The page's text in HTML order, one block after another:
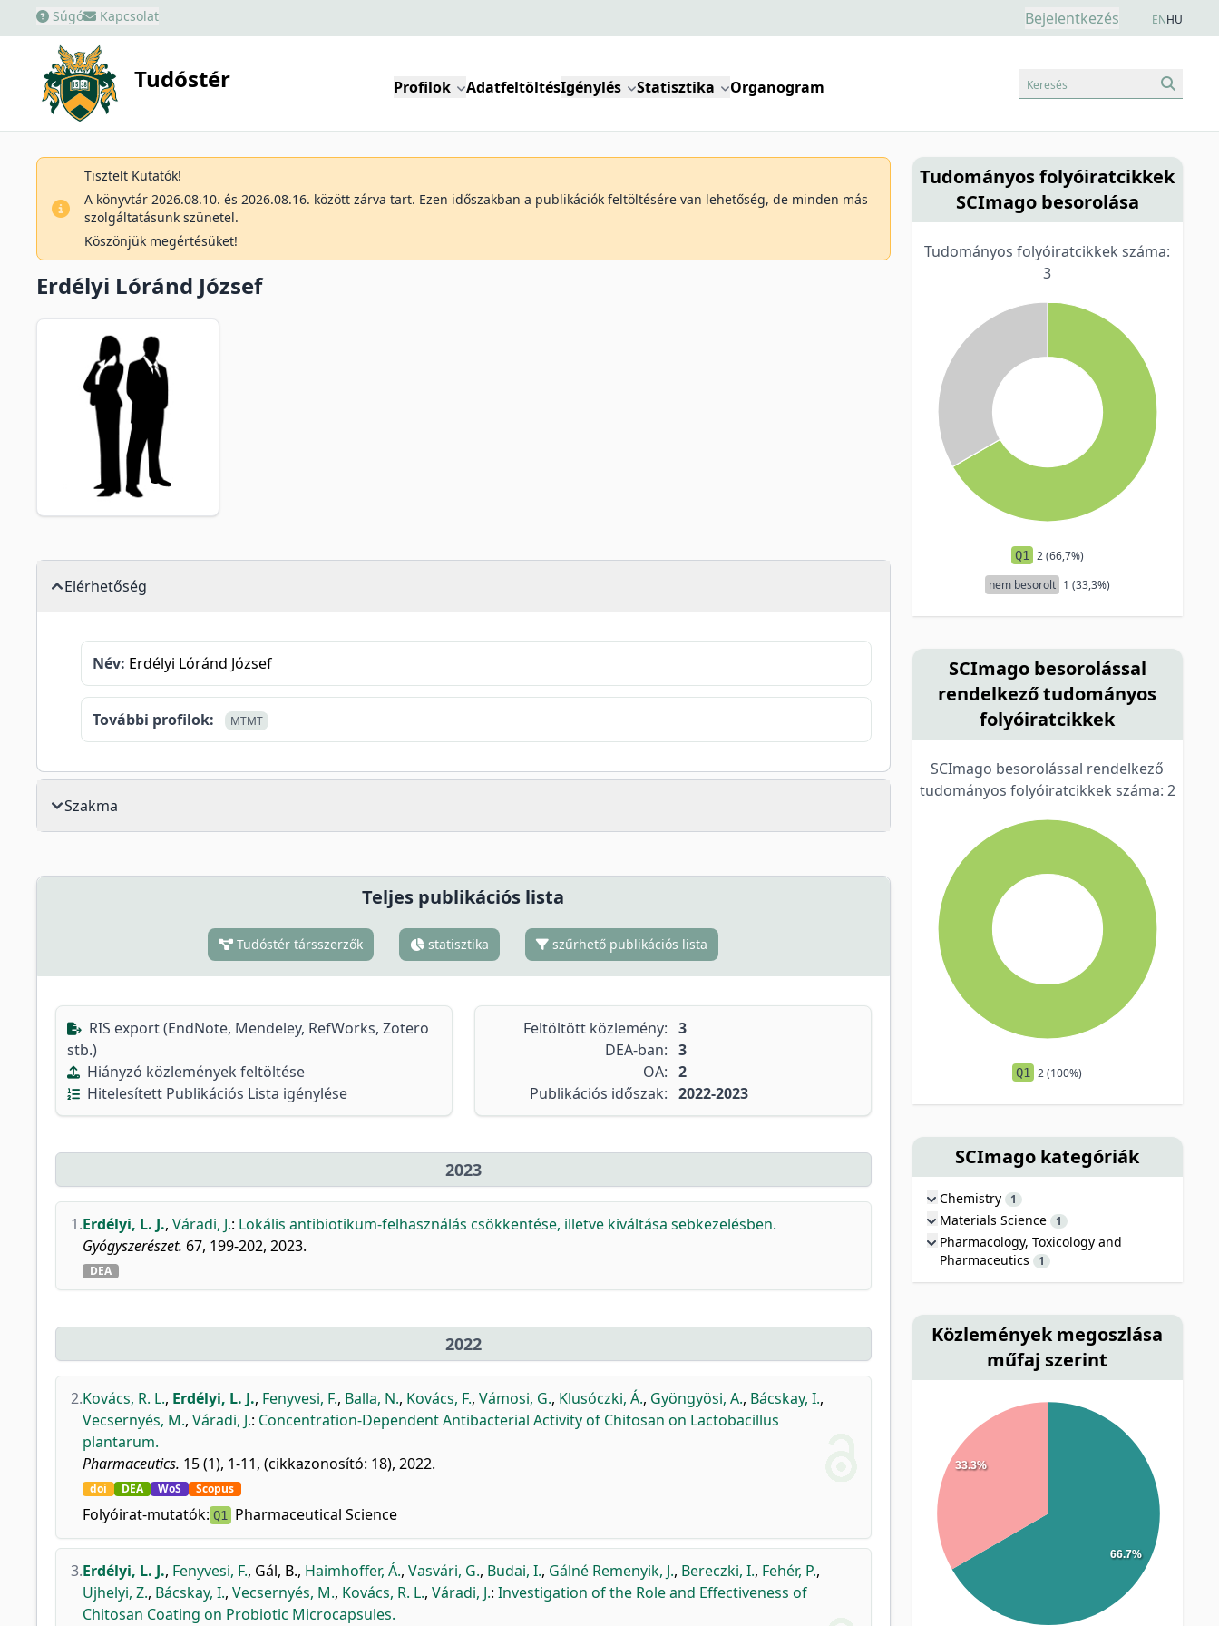
Súgó Kapcsolat Bejelentkezés ENHU
Tudóstér Profilok AdatfeltöltésIgénylés Statisztika Organogram Keresés
Tisztelt Kutatók!
A könyvtár 2026.08.10. és 2026.08.16. között zárva tart. Ezen időszakban a publikációk feltöltésére van lehetőség, de minden más
szolgáltatásunk szünetel.
Köszönjük megértésüket!
Erdélyi Lóránd József
Elérhetőség
Név: Erdélyi Lóránd József
További profilok: MTMT
Szakma
Teljes publikációs lista
Tudóstér társszerzők statisztika szűrhető publikációs lista
RIS export (EndNote, Mendeley, RefWorks, Zotero
stb.)
Hiányzó közlemények feltöltése
Hitelesített Publikációs Lista igénylése
Feltöltött közlemény: 3
DEA-ban: 3
OA: 2
Publikációs időszak: 2022-2023
2023
1.Erdélyi, L. J., Váradi, J.: Lokális antibiotikum-felhasználás csökkentése, illetve kiváltása sebkezelésben.
Gyógyszerészet. 67, 199-202, 2023.
DEA
2022
2.Kovács, R. L., Erdélyi, L. J., Fenyvesi, F., Balla, N., Kovács, F., Vámosi, G., Klusóczki, Á., Gyöngyösi, A., Bácskay, I.,
Vecsernyés, M., Váradi, J.: Concentration-Dependent Antibacterial Activity of Chitosan on Lactobacillus
plantarum.
Pharmaceutics. 15 (1), 1-11, (cikkazonosító: 18), 2022.
doi DEA WoS Scopus
Folyóirat-mutatók: Q1 Pharmaceutical Science
3.Erdélyi, L. J., Fenyvesi, F., Gál, B., Haimhoffer, Á., Vasvári, G., Budai, I., Gálné Remenyik, J., Bereczki, I., Fehér, P.,
Ujhelyi, Z., Bácskay, I., Vecsernyés, M., Kovács, R. L., Váradi, J.: Investigation of the Role and Effectiveness of
Chitosan Coating on Probiotic Microcapsules.
Tudományos folyóiratcikkek
SCImago besorolása
Tudományos folyóiratcikkek száma:
3
Q1
2 (66,7%)
nem besorolt 1 (33,3%)
SCImago besorolással
rendelkező tudományos
folyóiratcikkek
SCImago besorolással rendelkező
tudományos folyóiratcikkek száma: 2
Q1 2 (100%)
SCImago kategóriák
Chemistry 1
Materials Science 1
Pharmacology, Toxicology and
Pharmaceutics
1
Közlemények megoszlása
műfaj szerint
66.7%
33.3%